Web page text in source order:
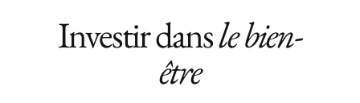
Investir dansle bien-
être